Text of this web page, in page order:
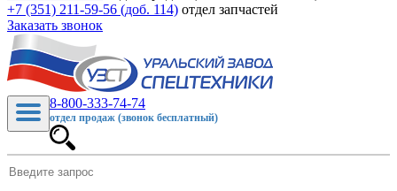
+7 (351) 211-59-56 (доб. 114) отдел запчастей
Заказать звонок
8-800-333-74-74
отдел продаж (звонок бесплатный)